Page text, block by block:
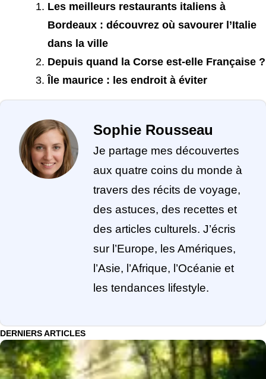
Les meilleurs restaurants italiens à
Bordeaux : découvrez où savourer l’Italie
dans la ville
Depuis quand la Corse est-elle Française ?
Île maurice : les endroit à éviter
Sophie Rousseau
Je partage mes découvertes
aux quatre coins du monde à
travers des récits de voyage,
des astuces, des recettes et
des articles culturels. J’écris
sur l’Europe, les Amériques,
l’Asie, l’Afrique, l’Océanie et
les tendances lifestyle.
DERNIERS ARTICLES